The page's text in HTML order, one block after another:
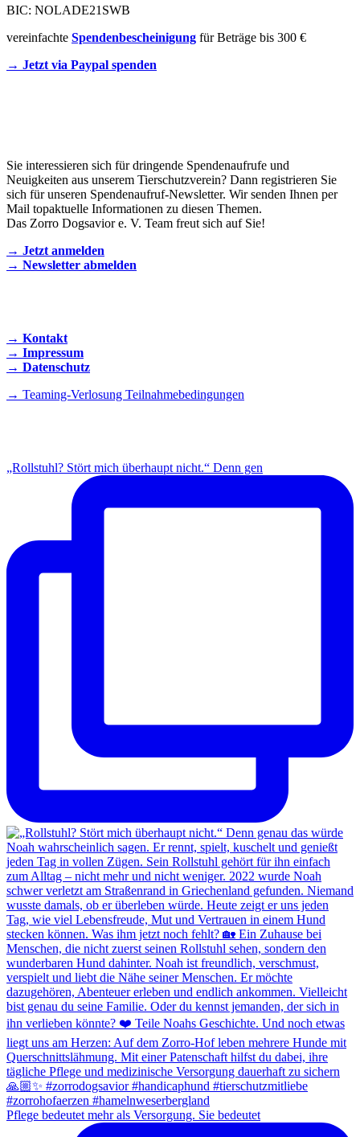
BIC: NOLADE21SWB
vereinfachte Spendenbescheinigung für Beträge bis 300 €
→ Jetzt via Paypal spenden
Sie interessieren sich für dringende Spendenaufrufe und
Neuigkeiten aus unserem Tierschutzverein? Dann registrieren Sie
sich für unseren Spendenaufruf-Newsletter. Wir senden Ihnen per
Mail topaktuelle Informationen zu diesen Themen.
Das Zorro Dogsavior e. V. Team freut sich auf Sie!
→ Jetzt anmelden
→ Newsletter abmelden
→ Kontakt
→ Impressum
→ Datenschutz
→ Teaming-Verlosung Teilnahmebedingungen
„Rollstuhl? Stört mich überhaupt nicht.“ Denn gen
Pflege bedeutet mehr als Versorgung. Sie bedeutet